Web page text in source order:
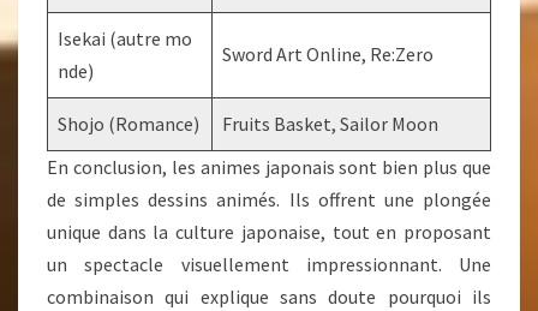
Isekai (autre mo
nde)
Sword Art Online, Re:Zero
Shojo (Romance)
Fruits Basket, Sailor Moon
En conclusion, les animes japonais sont bien plus que
de simples dessins animés. Ils offrent une plongée
unique dans la culture japonaise, tout en proposant
un spectacle visuellement impressionnant. Une
combinaison qui explique sans doute pourquoi ils